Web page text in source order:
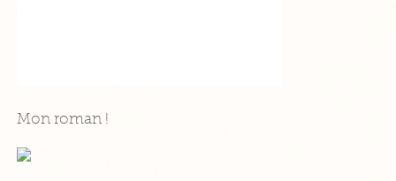
Mon roman !